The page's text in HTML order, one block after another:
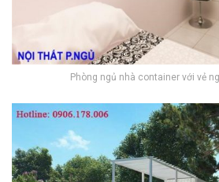
Phòng ngủ nhà container với vẻ